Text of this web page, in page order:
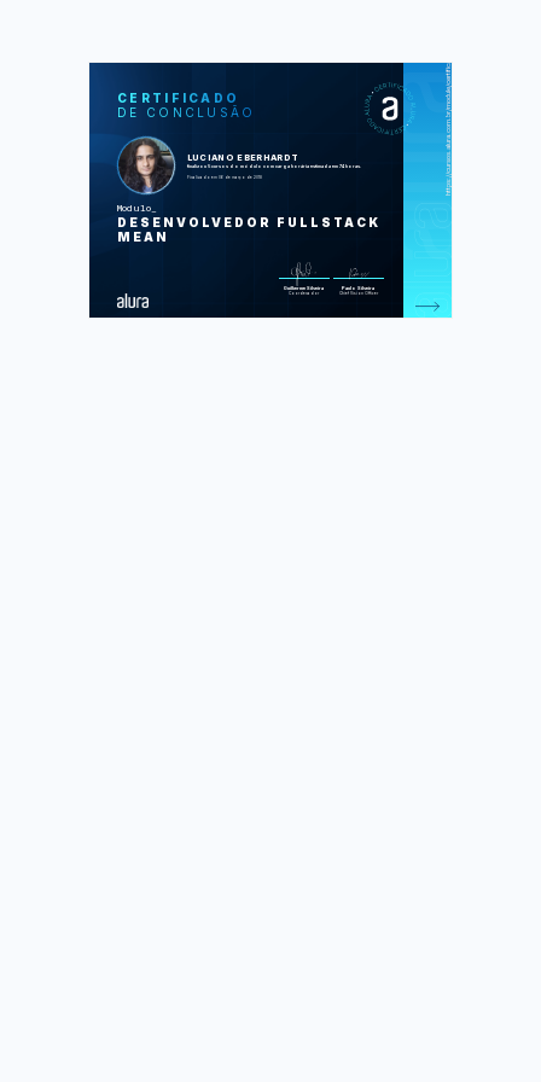
CERTIFICADO
DE CONCLUSÃO
LUCIANO EBERHARDT
finalizou 5 cursos do módulo com carga horária estimada em 74 horas.
Finalizado em 06 de março de 2018
Modulo
DESENVOLVEDOR FULLSTACK
MEAN
Guilherme Silveira
Coordenador
Paulo Silveira
Chief Vision Officer
CUR
SOS
Node.js: Inovando com Javascript no
backend
AngularJS: crie webapps poderosas
completas com Javascript